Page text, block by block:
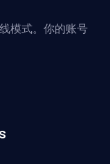
模式。你的账号